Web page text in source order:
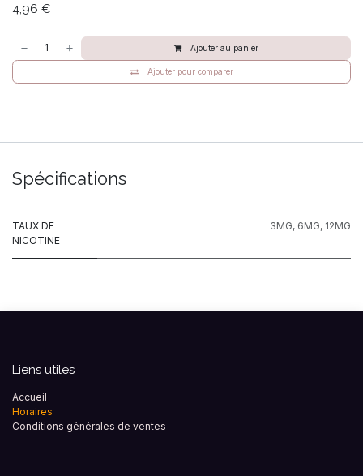
4,96 €
Ajouter au panier
Ajouter pour comparer
Spécifications
TAUX DE
NICOTINE
3MG, 6MG, 12MG
Liens utiles
Accueil
Horaires
Conditions générales de ventes